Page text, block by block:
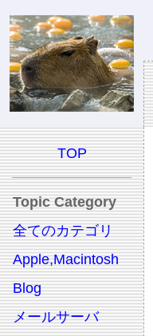
TOP
Topic Category
全てのカテゴリ
Apple,Macintosh
Blog
メールサーバ